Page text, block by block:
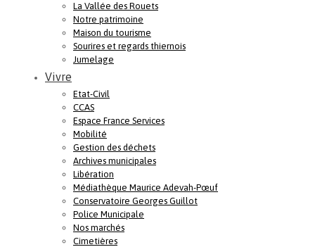
La Vallée des Rouets
Notre patrimoine
Maison du tourisme
Sourires et regards thiernois
Jumelage
Vivre
Etat-Civil
CCAS
Espace France Services
Mobilité
Gestion des déchets
Archives municipales
Libération
Médiathèque Maurice Adevah-Pœuf
Conservatoire Georges Guillot
Police Municipale
Nos marchés
Cimetières